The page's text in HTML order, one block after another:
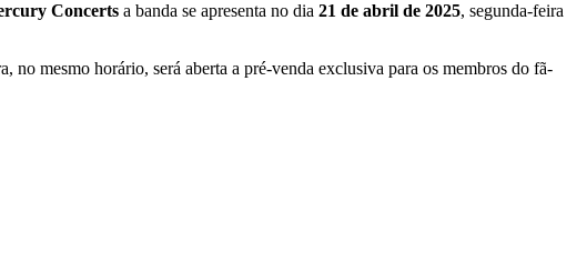
Concerts a banda se apresenta no dia 21 de abril de 2025, segunda-feira
mesmo horário, será aberta a pré-venda exclusiva para os membros do fã-